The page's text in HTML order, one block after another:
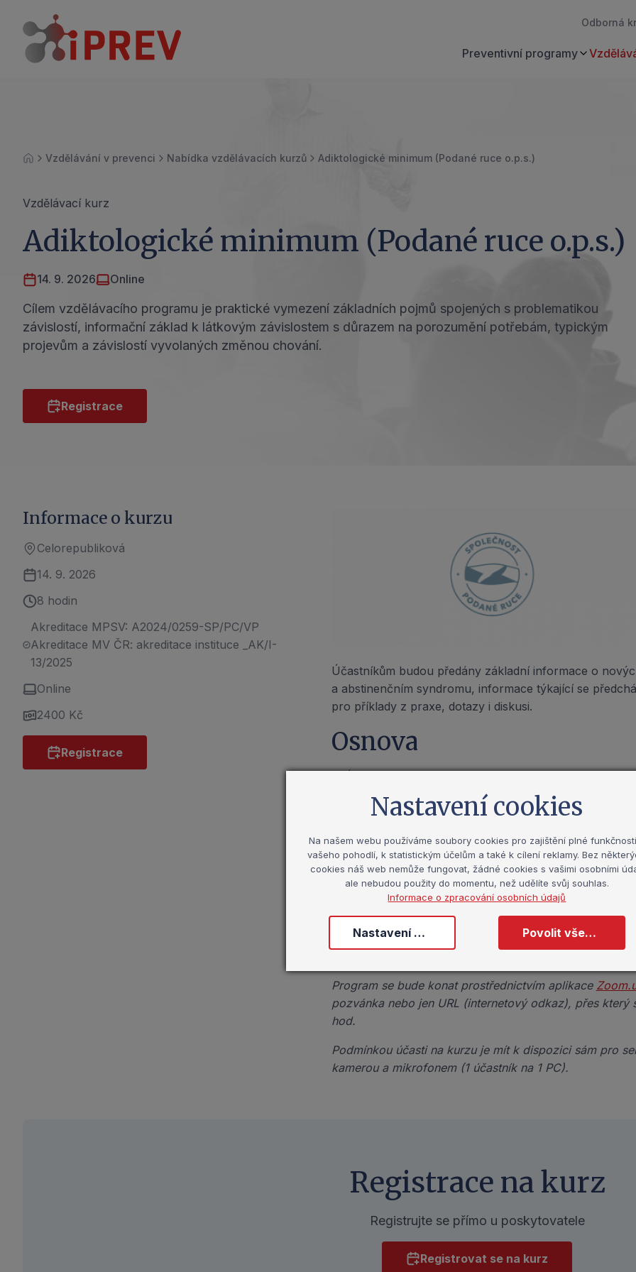
Odborná
Preventivní programy
ÚvodVzdělávání v prevenci Nabídka vzdělávacích kurzů Adiktologické minimum (Podané ruce o.p.s.)
Vzdělávací kurz
Adiktologické minimum (Podané ruce o.p.s.)
14. 9. 2026 Online
Cílem vzdělávacího programu je praktické vymezení základních pojmů spojených s problematikou
závislostí, informační základ k látkovým závislostem s důrazem na porozumění potřebám, typickým
projevům a závislostí vyvolaných změnou chování.
Registrace
Informace o kurzu
Celorepubliková
14. 9. 2026
8 hodin
Akreditace MPSV: A2024/0259-SP/PC/VP
Akreditace MV ČR: akreditace instituce _AK/I-
13/2025
Online
2400 Kč
Registrace
Účastníkům budou předány základní informace o
a abstinenčním syndromu, informace týkající se
pro příklady z praxe, dotazy i diskusi.
Osnova
Specifika jednotlivých látek
Specifika užívání návykových látek u různých
Lektor: Mgr. Jaroslav Šejvl, PhD.
Cena kurzu pro zájemce, kteří nespadají do žádné z
Program se bude konat prostřednictvím aplikace
pozvánka nebo jen URL (internetový odkaz), přes
hod.
Podmínkou účasti na kurzu je mít k dispozici sám pro
kamerou a mikrofonem(1 účastník na 1 PC).
Registrace na kurz
Registrujte se přímo u poskytovatele
Registrovat se na kurz
Nastavení cookies
Na našem webu používáme soubory cookies pro zajištění plné
vašeho pohodlí, k statistickým účelům a také k cílení reklamy. Bez
cookies náš web nemůže fungovat, žádné cookies s vašimi osobními
ale nebudou použity do momentu, než udělíte svůj souhlas.
Informace o zpracování osobních údajů
Nastavení cookies Povolit všechny cookies